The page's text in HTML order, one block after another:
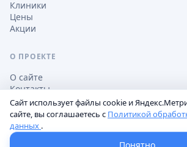
Клиники
Цены
Акции
О ПРОЕКТЕ
О сайте
Контакты
Обработка персональных данных
Пользовательское соглашениеНастройки
Сайт использует файлы cookie и
сайте, вы соглашаетесь с Политикой
данных .